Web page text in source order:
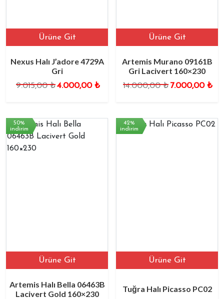
Ürüne Git
Nexus Halı J’adore 4729A
Gri
9.015,00₺ 4.000,00 ₺
Ürüne Git
Artemis Murano 09161B
Gri Lacivert 160×230
14.000,00₺ 7.000,00 ₺
50%
indirim
Ürüne Git
Artemis Halı Bella 06463B
Lacivert Gold 160×230
42%
indirim
Ürüne Git
Tuğra Halı Picasso PC02